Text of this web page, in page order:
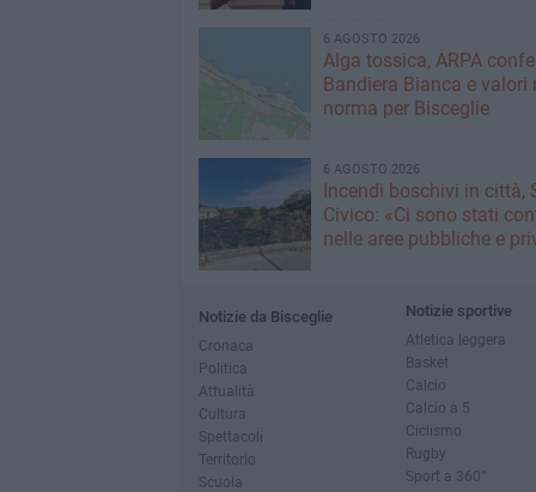
6 AGOSTO 2026
Alga tossica, ARPA
Bandiera Bianca e valori
norma per Bisceglie
6 AGOSTO 2026
Incendi boschivi in città,
Civico: «Ci sono stati
nelle aree pubbliche e
Notizie da Bisceglie
Cronaca
Politica
Attualità
Cultura
Spettacoli
Territorio
Scuola
Notizie sportive
Atletica leggera
Basket
Calcio
Calcio a 5
Ciclismo
Rugby
Sport a 360°